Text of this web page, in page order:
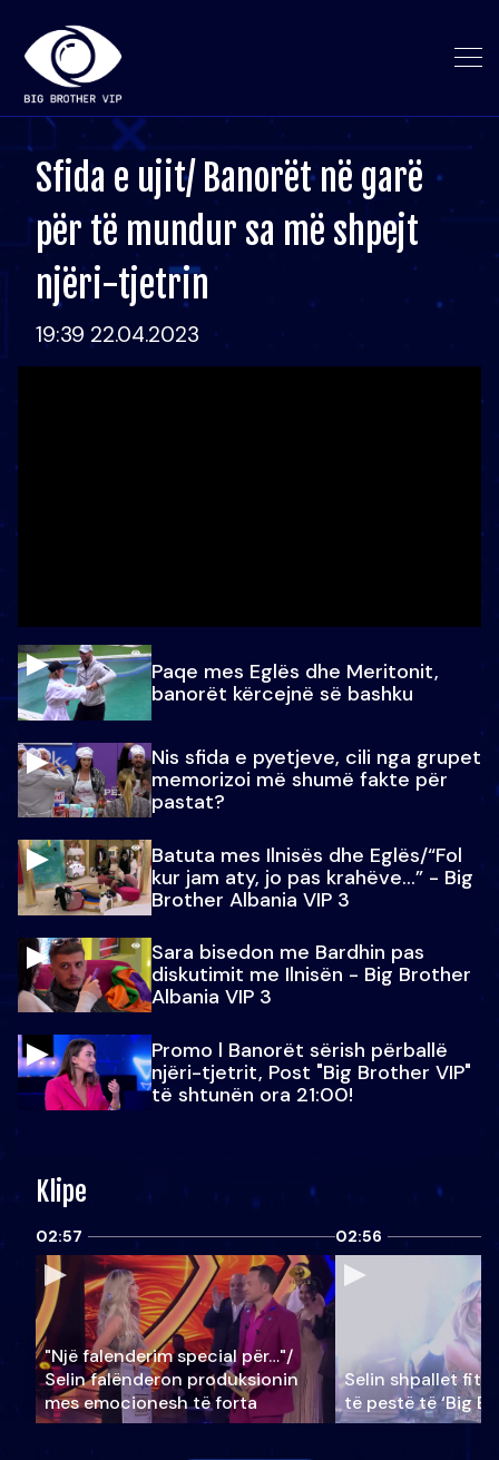
Sfida e ujit/ Banorët në garë
për të mundur sa më shpejt
njëri-tjetrin
19:39 22.04.2023
Paqe mes Eglës dhe Meritonit,
banorët kërcejnë së bashku
Nis sfida e pyetjeve, cili nga grupet
memorizoi më shumë fakte për
pastat?
Batuta mes Ilnisës dhe Eglës/“Fol
kur jam aty, jo pas krahëve…” - Big
Brother Albania VIP 3
Sara bisedon me Bardhin pas
diskutimit me Ilnisën - Big Brother
Albania VIP 3
Promo l Banorët sërish përballë
njëri-tjetrit, Post "Big Brother VIP"
të shtunën ora 21:00!
Klipe
02:57
"Një falenderim special për…"/
Selin falënderon produksionin
mes emocionesh të forta
02:56
Selin shpallet
të pestë të ‘Big